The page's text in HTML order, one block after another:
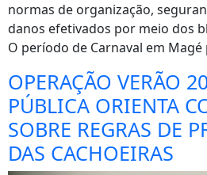
normas de organização,
danos efetivados por meio dos
O período de Carnaval em
OPERAÇÃO VERÃO
PÚBLICA ORIENTA
SOBRE REGRAS DE
DAS CACHOEIRAS